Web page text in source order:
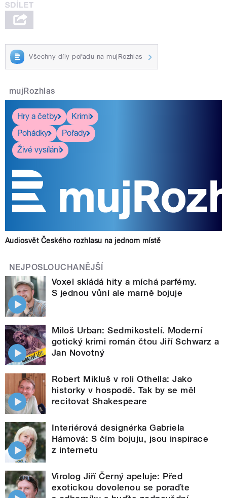
Všechny díly pořadu na mujRozhlas
mujRozhlas
Hry a četby
Krimi
Pohádky
Pořady
Živé vysílání
Audiosvět Českého rozhlasu na jednom místě
NEJPOSLOUCHANĚJŠÍ
Voxel skládá hity a míchá parfémy.
S jednou vůní ale marně bojuje
Miloš Urban: Sedmikostelí. Moderní
gotický krimi román čtou Jiří Schwarz a
Jan Novotný
Robert Mikluš v roli Othella: Jako
historky v hospodě. Tak by se měl
recitovat Shakespeare
Interiérová designérka Gabriela
Hámová: S čím bojuju, jsou inspirace
z internetu
Virolog Jiří Černý apeluje: Před
exotickou dovolenou se poraďte